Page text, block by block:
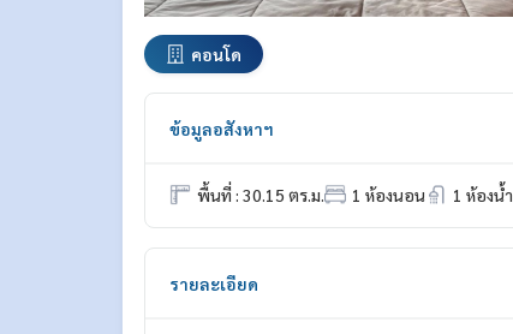
คอนโด
ข้อมูลอสังหาฯ
พื้นที่ : 30.15 ตร.ม. 1 ห้องนอน 1 ห้องน้ำ
รายละเอียด